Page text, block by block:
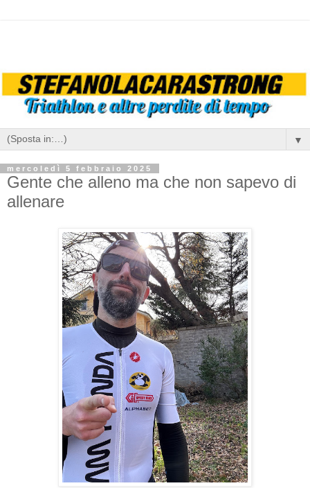
▼
mercoledì 5 febbraio 2025
Gente che alleno ma che non sapevo di
allenare